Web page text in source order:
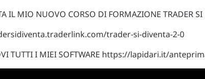
IL MIO NUOVO CORSO DI FORMAZIONE TRADER
trader-si-diventa-2-0
TUTTI I MIEI SOFTWARE https://lapidari.it/